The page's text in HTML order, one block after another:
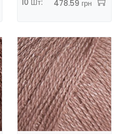
10 Шт:
478.59 грн